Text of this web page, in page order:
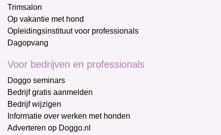
Trimsalon
Op vakantie met hond
Opleidingsinstituut voor professionals
Dagopvang
Voor bedrijven en professionals
Doggo seminars
Bedrijf gratis aanmelden
Bedrijf wijzigen
Informatie over werken met honden
Adverteren op Doggo.nl